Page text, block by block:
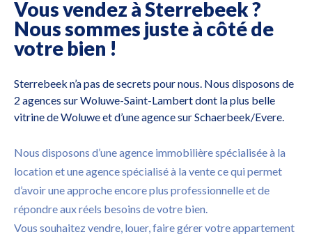
Vous vendez à Sterrebeek ?
Nous sommes juste à côté de
votre bien !
Sterrebeek n’a pas de secrets pour nous. Nous disposons de
2 agences sur Woluwe-Saint-Lambert dont la plus belle
vitrine de Woluwe et d’une agence sur Schaerbeek/Evere.
Nous disposons d’une agence immobilière spécialisée à la
location et une agence spécialisé à la vente ce qui permet
d’avoir une approche encore plus professionnelle et de
répondre aux réels besoins de votre bien.
Vous souhaitez vendre, louer, faire gérer votre appartement